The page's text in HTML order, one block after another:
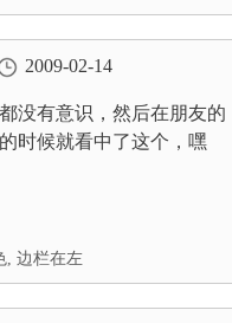
2009-02-14
没有意识，然后在朋友的
时候就看中了这个，嘿
,边栏在左